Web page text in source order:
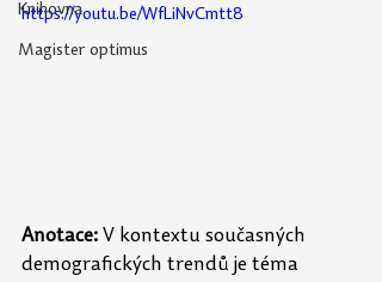
Knihovna
Magister optimus
https://youtu.be/WfLiNvCmtt8
Anotace: V kontextu současných
demografických trendů je téma